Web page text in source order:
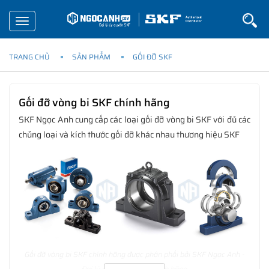
Toggle
navigation
TRANG CHỦ SẢN PHẨM GỐI ĐỠ SKF
Gối đỡ vòng bi SKF chính hãng
SKF Ngọc Anh cung cấp các loại gối đỡ vòng bi SKF với đủ các
chủng loại và kích thước gối đỡ khác nhau thương hiệu SKF